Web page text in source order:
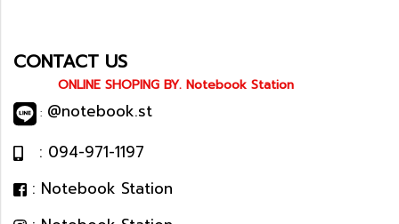
CONTACT US
ONLINE SHOPING BY. Notebook Station
: @notebook.st
: 094-971-1197
: Notebook Station